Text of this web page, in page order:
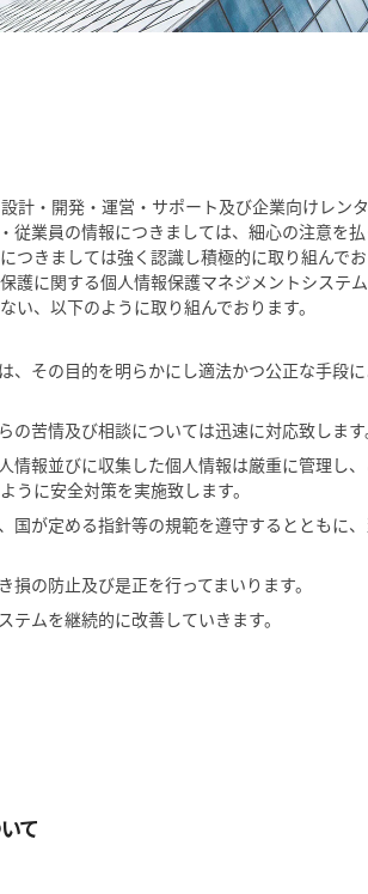
計・開発・運営・サポート及び企業向けレン
従業員の情報につきましては、細心の注意を払
つきましては強く認識し積極的に取り組んでお
護に関する個人情報保護マネジメントシステ
い、以下のように取り組んでおります。
、その目的を明らかにし適法かつ公正な手段
苦情及び相談については迅速に対応致します
情報並びに収集した個人情報は厳重に管理し
うに安全対策を実施致します。
国が定める指針等の規範を遵守するとともに
の防止及び是正を行ってまいります。
ムを継続的に改善していきます。
て